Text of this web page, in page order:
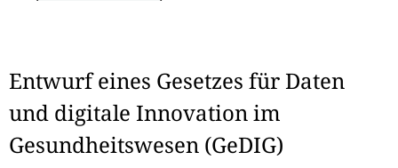
Entwurf eines Gesetzes für Daten
und digitale Innovation im
Gesundheitswesen (GeDIG)